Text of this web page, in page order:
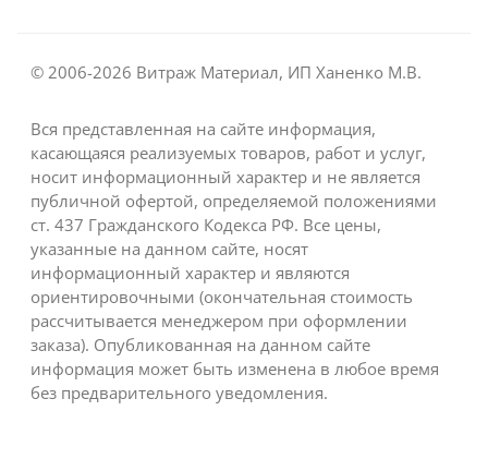
© 2006-2026 Витраж Материал, ИП Ханенко М.В.
Вся представленная на сайте информация,
касающаяся реализуемых товаров, работ и услуг,
носит информационный характер и не является
публичной офертой, определяемой положениями
ст. 437 Гражданского Кодекса РФ. Все цены,
указанные на данном сайте, носят
информационный характер и являются
ориентировочными (окончательная стоимость
рассчитывается менеджером при оформлении
заказа). Опубликованная на данном сайте
информация может быть изменена в любое время
без предварительного уведомления.